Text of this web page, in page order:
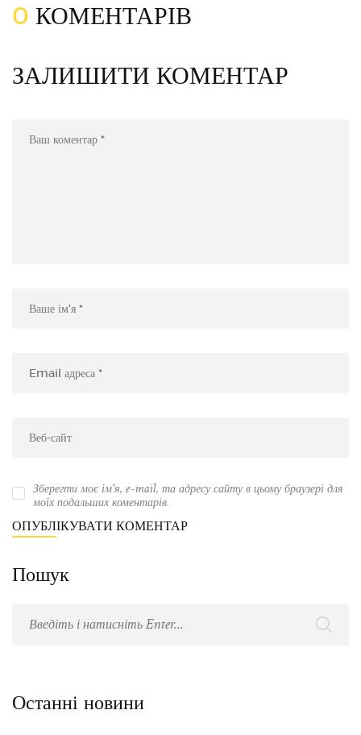
0 КОМЕНТАРІВ
ЗАЛИШИТИ КОМЕНТАР
Зберегти моє ім'я, e-mail, та адресу сайту в цьому браузері для
моїх подальших коментарів.
Пошук
Останні новини